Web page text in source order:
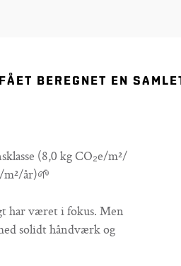
BEREGNET EN
(8,0 kg CO₂e/m²/
m²/år)🌱
har været i fokus. Men
solidt håndværk og